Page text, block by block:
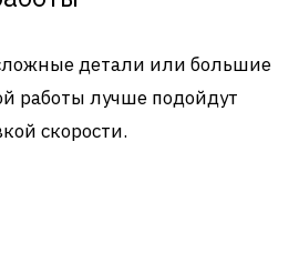
детали или большие
работы лучше подойдут
скорости.